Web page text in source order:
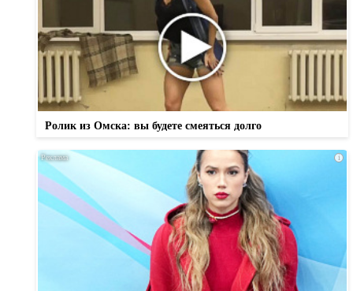
Ролик из Омска: вы будете смеяться долго
i